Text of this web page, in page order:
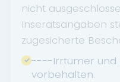
nicht
Inseratsangaben
zugesicherte
----Irrtümer und
vorbehalten.